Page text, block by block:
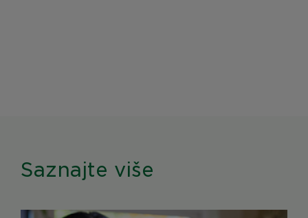
Saznajte više